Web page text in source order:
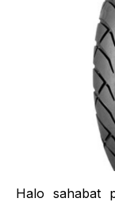
Halo sahabat